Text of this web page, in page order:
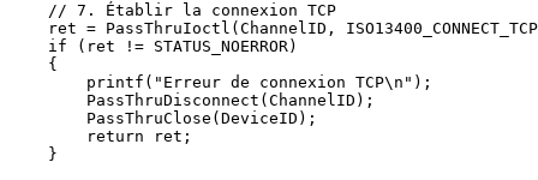
    // 7. Établir la connexion TCP
ret = PassThruIoctl(ChannelID,
    if (ret != STATUS_NOERROR)
    {
        printf("Erreur de connexion TCP\n");
        PassThruDisconnect(ChannelID);
        PassThruClose(DeviceID);
        return ret;
    }